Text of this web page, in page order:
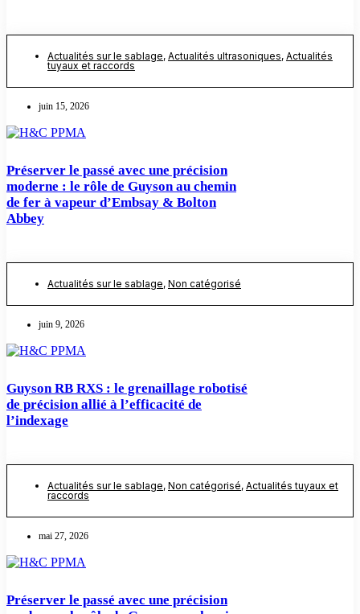
Actualités sur le sablage, Actualités ultrasoniques, Actualités
tuyaux et raccords
juin 15, 2026
Préserver le passé avec une précision
moderne : le rôle de Guyson au chemin
de fer à vapeur d’Embsay & Bolton
Abbey
Actualités sur le sablage, Non catégorisé
juin 9, 2026
Guyson RB RXS : le grenaillage robotisé
de précision allié à l’efficacité de
l’indexage
Actualités sur le sablage, Non catégorisé, Actualités tuyaux et
raccords
mai 27, 2026
Préserver le passé avec une précision